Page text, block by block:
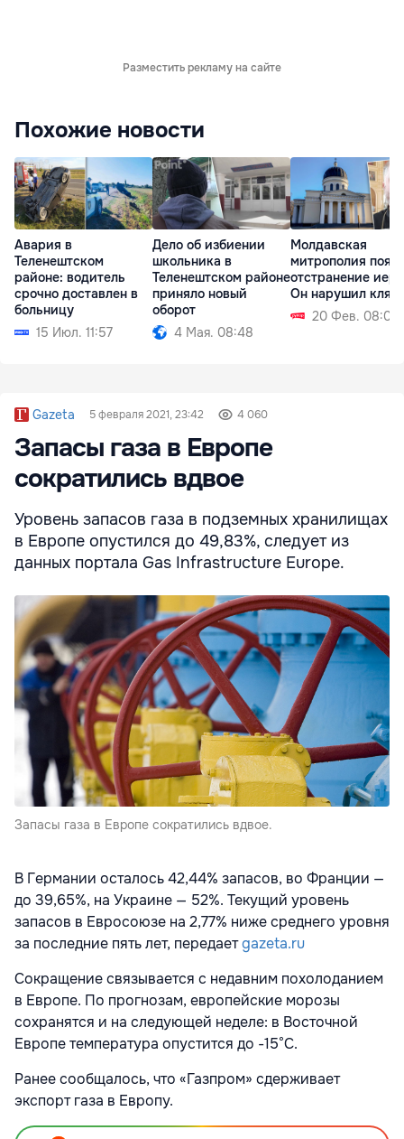
Разместить рекламу на сайте
Похожие новости
Авария в
Теленештском
районе: водитель
срочно доставлен в
больницу
15 Июл. 11:57
Дело об избиении
школьника в
Теленештском районе
приняло новый
оборот
4 Мая. 08:48
Молдавская
митрополия
отстранение
Он нарушил
20 Фев. 08:00
Gazeta 5 февраля 2021, 23:42 4 060
Запасы газа в Европе
сократились вдвое
Уровень запасов газа в подземных хранилищах
в Европе опустился до 49,83%, следует из
данных портала Gas Infrastructure Europe.
Запасы газа в Европе сократились вдвое.
В Германии осталось 42,44% запасов, во Франции —
до 39,65%, на Украине — 52%. Текущий уровень
запасов в Евросоюзе на 2,77% ниже среднего уровня
за последние пять лет, передаетgazeta.ru
Сокращение связывается с недавним похолоданием
в Европе. По прогнозам, европейские морозы
сохранятся и на следующей неделе: в Восточной
Европе температура опустится до -15°C.
Ранее сообщалось, что «Газпром» сдерживает
экспорт газа в Европу.